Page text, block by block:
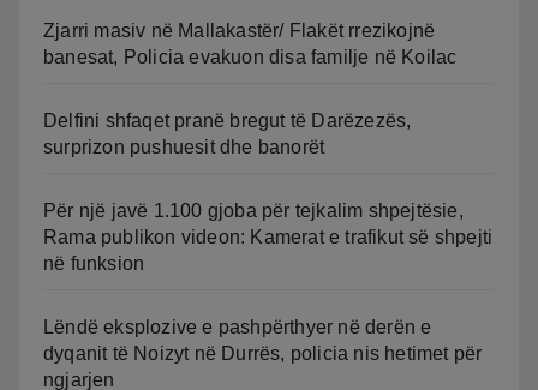
Zjarri masiv në Mallakastër/ Flakët rrezikojnë
banesat, Policia evakuon disa familje në Koilac
Delfini shfaqet pranë bregut të Darëzezës,
surprizon pushuesit dhe banorët
Për një javë 1.100 gjoba për tejkalim shpejtësie,
Rama publikon videon: Kamerat e trafikut së shpejti
në funksion
Lëndë eksplozive e pashpërthyer në derën e
dyqanit të Noizyt në Durrës, policia nis hetimet për
ngjarjen